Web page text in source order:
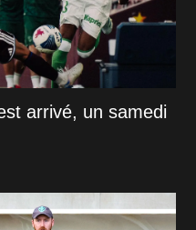
arrivé, un samedi